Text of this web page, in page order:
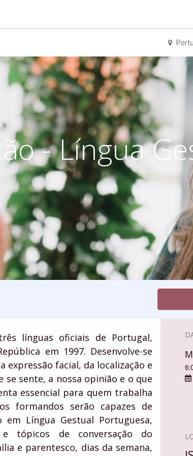
- Língua
línguas oficiais de Portugal,
em 1997. Desenvolve-se
facial, da localização e
se sente, a nossa opinião e o que
essencial para quem trabalha
formandos serão capazes de
em Língua Gestual Portuguesa,
e tópicos de conversação do
e parentesco, dias da semana,